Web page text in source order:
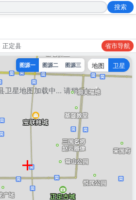
正定县 省市导航
卫星地图加载中... 请稍后!
图源一 图源二 图源三 地图 卫星